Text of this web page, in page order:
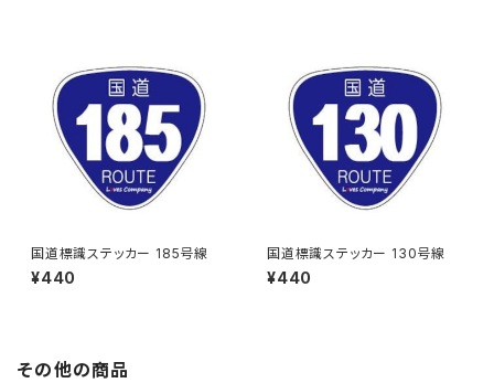
国道標識ステッカー 185号線
¥440
国道標識ステッカー 130号線
¥440
その他の商品